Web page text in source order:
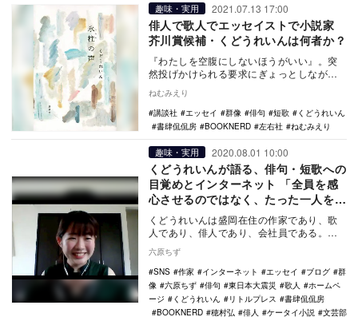
趣味・実用 2021.07.13 17:00
俳人で歌人でエッセイストで小説家
芥川賞候補・くどうれいんは何者か？
『わたしを空腹にしないほうがいい』。突
然投げかけられる要求にぎょっとしながら
セイ集を出して…
ねむみえり
講談社
エッセイ 群像 俳句 短歌
くどうれいん
書肆侃侃房
BOOKNERD 左右社 ねむみえり
趣味・実用 2020.08.01 10:00
くどうれいんが語る、俳句・短歌への
目覚めとインターネット 「全員を感
心させるのではなく、たった一人を打
ちのめす文章を」
くどうれいんは盛岡在住の作家であり、歌
人であり、俳人であり、会社員である。
食にまつわる…
六原ちず
SNS
作家 インターネット エッセイ ブログ
群
像
六原ちず 俳句 東日本大震災 歌人
ホームペ
ージ
くどうれいん リトルプレス
書肆侃侃房
BOOKNERD
穂村弘 俳人 ケータイ小説
文芸部